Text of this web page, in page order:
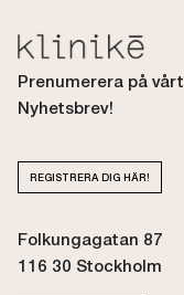
Prenumerera på vårt
Nyhetsbrev!
REGISTRERA DIG HÄR!
Folkungagatan 87
116 30 Stockholm